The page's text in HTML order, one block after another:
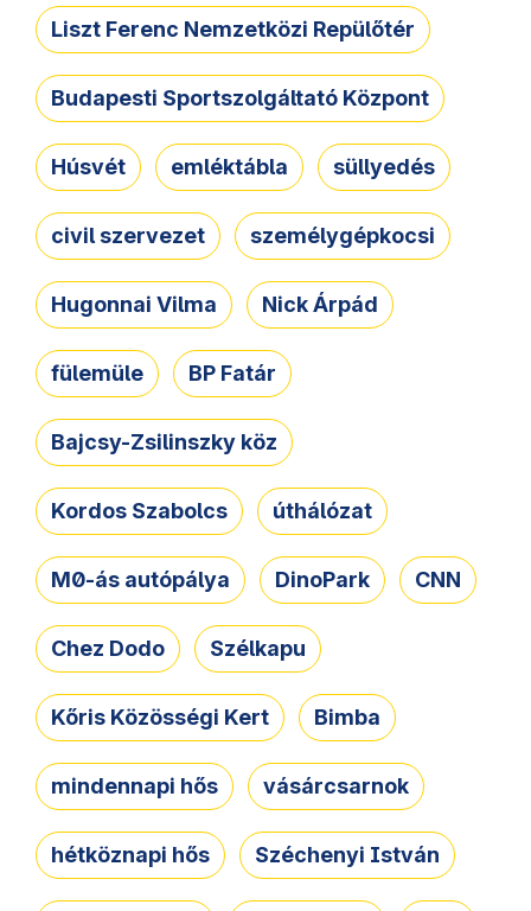
Liszt Ferenc Nemzetközi Repülőtér
Budapesti Sportszolgáltató Központ
Húsvét emléktábla süllyedés
civil szervezet személygépkocsi
Hugonnai Vilma Nick Árpád
fülemüle BP Fatár
Bajcsy-Zsilinszky köz
Kordos Szabolcs úthálózat
M0-ás autópálya DinoPark CNN
Chez Dodo Szélkapu
Kőris Közösségi Kert Bimba
mindennapi hős vásárcsarnok
hétköznapi hős Széchenyi István